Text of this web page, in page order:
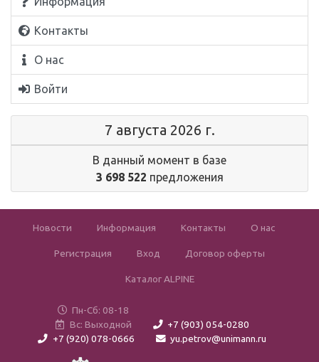
Контакты
О нас
Войти
7 августа 2026 г.
В данный момент в базе
3 698 522 предложения
Новости Информация Контакты О нас
Регистрация Вход Договор оферты
Каталог ALPINE
Пн-Сб: 08-18
Вс: Выходной
+7 (903) 054-0280
+7 (920) 078-0666
yu.petrov@unimann.ru